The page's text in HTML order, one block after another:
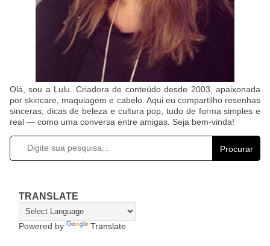
Olá, sou a Lulu. Criadora de conteúdo desde 2003, apaixonada
por skincare, maquiagem e cabelo. Aqui eu compartilho resenhas
sinceras, dicas de beleza e cultura pop, tudo de forma simples e
real — como uma conversa entre amigas. Seja bem-vinda!
Procurar
TRANSLATE
Powered by Translate